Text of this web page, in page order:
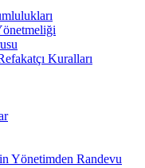
Kuralları
Yönetimden Randevu